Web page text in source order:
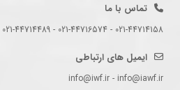
تماس با ما
021-44714158 - 021-44716574 - 021-44714489
ایمیل های ارتباطی
info@iwf.ir - info@iawf.ir